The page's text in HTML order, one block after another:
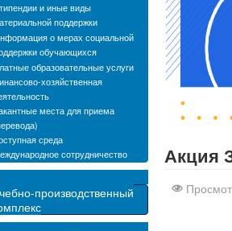
и иные виды
поддержки
о мерах социальной
обучающихся
образовательные услуги
хозяйственная
места для приема
среда
сотрудничество
производственный
Акция